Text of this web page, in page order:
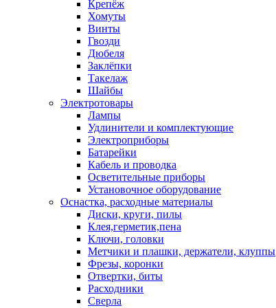
Крепёж
Хомуты
Винты
Гвозди
Дюбеля
Заклёпки
Такелаж
Шайбы
Электротовары
Лампы
Удлинители и комплектующие
Электроприборы
Батарейки
Кабель и проводка
Осветительные приборы
Установочное оборудование
Оснастка, расходные материалы
Диски, круги, пилы
Клея,герметик,пена
Ключи, головки
Метчики и плашки, держатели, клуппы
Фрезы, коронки
Отвертки, биты
Расходники
Сверла